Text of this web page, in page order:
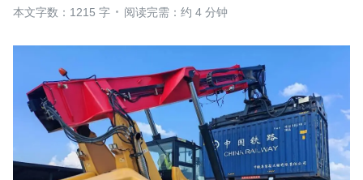
本文字数：1215 字
阅读完需：约 4 分钟